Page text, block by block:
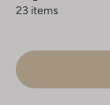
23 items